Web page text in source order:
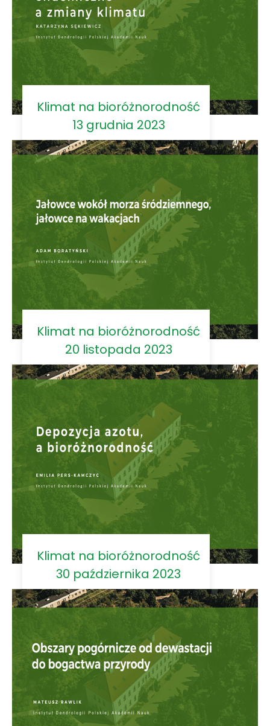
Klimat na bioróżnorodność
13 grudnia 2023
Klimat na bioróżnorodność
20 listopada 2023
Klimat na bioróżnorodność
30 października 2023